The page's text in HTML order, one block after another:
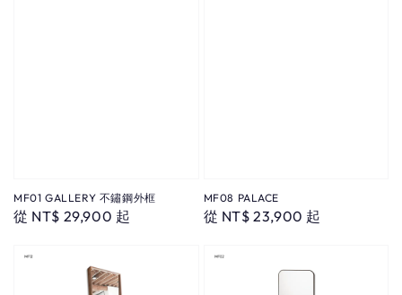
MF01 GALLERY 不鏽鋼外框
Regular
從 NT$ 29,900 起
MF08 PALACE
Regular
從 NT$ 23,900 起